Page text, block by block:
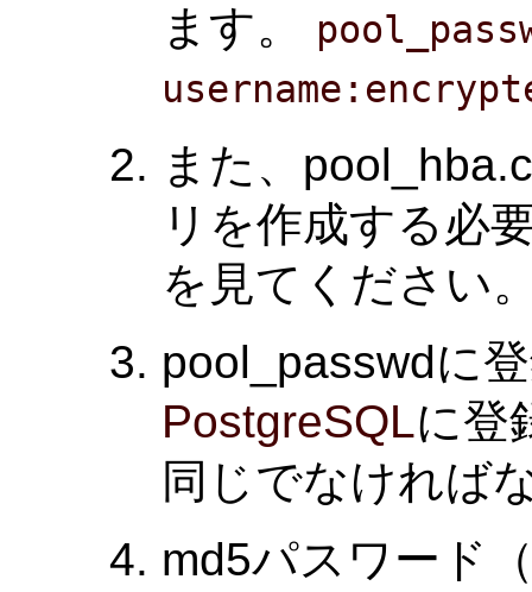
ます。
また、
リを作成する必
を見てください
pool_passwdに
PostgreSQLに登
同じでなければ
md5パスワード